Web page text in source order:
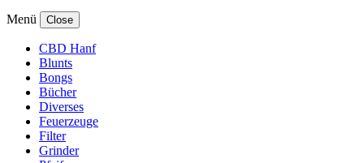
Menü Close
CBD Hanf
Blunts
Bongs
Bücher
Diverses
Feuerzeuge
Filter
Grinder